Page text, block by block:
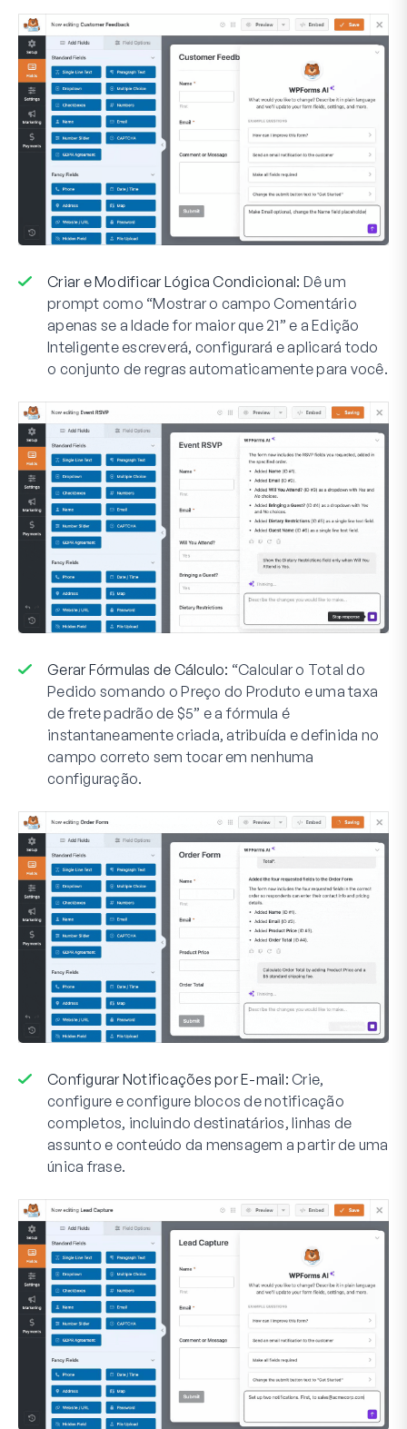
Criar e Modificar Lógica Condicional: Dê um
prompt como “Mostrar o campo Comentário
apenas se a Idade for maior que 21” e a Edição
Inteligente escreverá, configurará e aplicará todo
o conjunto de regras automaticamente para você.
Gerar Fórmulas de Cálculo: “Calcular o Total do
Pedido somando o Preço do Produto e uma taxa
de frete padrão de $5” e a fórmula é
instantaneamente criada, atribuída e definida no
campo correto sem tocar em nenhuma
configuração.
Configurar Notificações por E-mail: Crie,
configure e configure blocos de notificação
completos, incluindo destinatários, linhas de
assunto e conteúdo da mensagem a partir de uma
única frase.